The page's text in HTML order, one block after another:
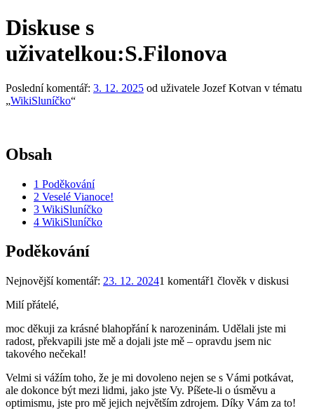
Diskuse s
uživatelkou:S.Filonova
Poslední komentář: 3. 12. 2025 od uživatele Jozef Kotvan v tématu
„WikiSluníčko“
Obsah
1 Poděkování
2 Veselé Vianoce!
3 WikiSluníčko
4 WikiSluníčko
Poděkování
Nejnovější komentář: 23. 12. 20241 komentář1 člověk v diskusi
Milí přátelé,
moc děkuji za krásné blahopřání k narozeninám. Udělali jste mi
radost, překvapili jste mě a dojali jste mě – opravdu jsem nic
takového nečekal!
Velmi si vážím toho, že je mi dovoleno nejen se s Vámi potkávat,
ale dokonce být mezi lidmi, jako jste Vy. Píšete-li o úsměvu a
optimismu, jste pro mě jejich největším zdrojem. Díky Vám za to!